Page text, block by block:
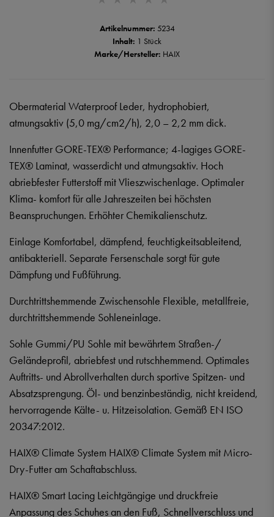
Artikelnummer: 5234
Inhalt: 1 Stück
Marke/Hersteller: HAIX
Obermaterial Waterproof Leder, hydrophobiert,
atmungsaktiv (5,0 mg/cm2/h), 2,0 – 2,2 mm dick.
Innenfutter GORE-TEX® Performance; 4-lagiges GORE-
TEX® Laminat, wasserdicht und atmungsaktiv. Hoch
abriebfester Futterstoff mit Vlieszwischenlage. Optimaler
Klima- komfort für alle Jahreszeiten bei höchsten
Beanspruchungen. Erhöhter Chemikalienschutz.
Einlage Komfortabel, dämpfend, feuchtigkeitsableitend,
antibakteriell. Separate Fersenschale sorgt für gute
Dämpfung und Fußführung.
Durchtrittshemmende Zwischensohle Flexible, metallfreie,
durchtrittshemmende Sohleneinlage.
Sohle Gummi/PU Sohle mit bewährtem Straßen-/
Geländeprofil, abriebfest und rutschhemmend. Optimales
Auftritts- und Abrollverhalten durch sportive Spitzen- und
Absatzsprengung. Öl- und benzinbeständig, nicht kreidend,
hervorragende Kälte- u. Hitzeisolation. Gemäß EN ISO
20347:2012.
HAIX® Climate System HAIX® Climate System mit Micro-
Dry-Futter am Schaftabschluss.
HAIX® Smart Lacing Leichtgängige und druckfreie
Anpassung des Schuhes an den Fuß, Schnellverschluss und